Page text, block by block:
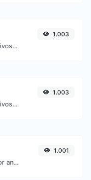
Converta facilmente arquivos de imagem ICO para GIF.
1.003
Converta facilmente arquivos de imagem ICO para JPG.
1.003
Generate an MD2 hash for any string input.
1.001